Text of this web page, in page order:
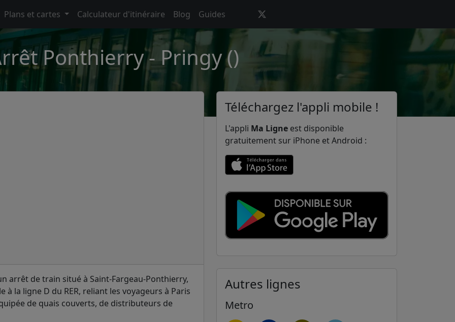
Plans et cartes Calculateur d'itinéraire Blog Guides
Ponthierry - Pringy ()
arrêt de train situé à Saint-Fargeau-Ponthierry,
à la ligne D du RER, reliant les voyageurs à Paris
de quais couverts, de distributeurs de
Téléchargez l'appli mobile !
L'appli Ma Ligne est disponible
gratuitement sur iPhone et Android :
Autres lignes
Metro